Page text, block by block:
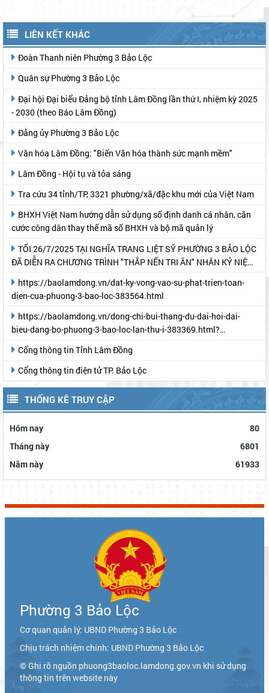
LIÊN KẾT KHÁC
Đoàn Thanh niên Phường 3 Bảo Lộc
Quân sự Phường 3 Bảo Lộc
- 2030 (theo Báo Lâm Đồng)
Đảng ủy Phường 3 Bảo Lộc
Văn hóa Lâm Đồng: "Biến Văn hóa thành sức mạnh mềm"
Lâm Đồng - Hội tụ và tỏa sáng
Tra cứu 34 tỉnh/TP, 3321 phường/xã/đặc khu mới của Việt Nam
cước công dân thay thế mã số BHXH và bộ mã quản lý
ĐÃ DIỄN RA CHƯƠNG TRÌNH "THẮP NẾN TRI ÂN" NHÂN KỶ NIỆM
dien-cua-phuong-3-bao-loc-383564.html
bieu-dang-bo-phuong-3-bao-loc-lan-thu-i-383369.html?
Cổng thông tin Tỉnh Lâm Đồng
Cổng thông tin điện tử TP. Bảo Lộc
THỐNG KÊ TRUY CẬP
Hôm nay
80
Tháng này
6801
Năm này
61933
Phường 3 Bảo Lộc
Cơ quan quản lý: UBND Phường 3 Bảo Lộc
Chịu trách nhiệm chính: UBND Phường 3 Bảo Lộc
© Ghi rõ nguồn phuong3baoloc.lamdong.gov.vn khi sử dụng
thông tin trên website này